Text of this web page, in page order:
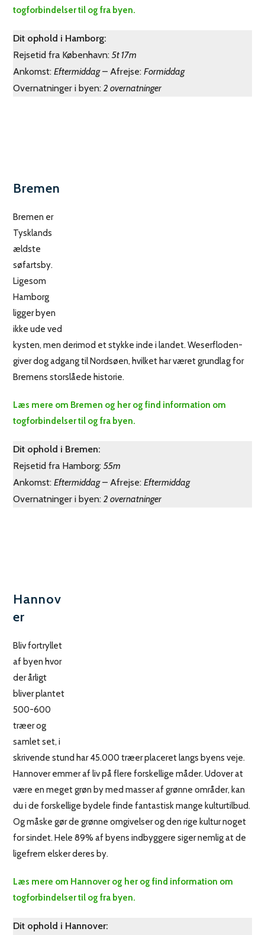
togforbindelser til og fra byen.
Dit ophold i Hamborg:
Rejsetid fra København:5t 17m
Ankomst:Eftermiddag– Afrejse:Formiddag
Overnatninger i byen:2 overnatninger
Bremen
Bremen er
Tysklands
ældste
søfartsby.
Ligesom
Hamborg
ligger byen
ikke ude ved
kysten, men derimod et stykke inde i landet. Weserfloden-
giver dog adgang til Nordsøen, hvilket har været grundlag for
Bremens storslåede historie.
Læs mere om Bremen og her og find information om
togforbindelser til og fra byen.
Dit ophold i Bremen:
Rejsetid fra Hamborg:55m
Ankomst:Eftermiddag– Afrejse:Eftermiddag
Overnatninger i byen:2 overnatninger
Hannov
er
Bliv fortryllet
af byen hvor
der årligt
bliver plantet
500-600
træer og
samlet set, i
skrivende stund har 45.000 træer placeret langs byens veje.
Hannover emmer af liv på flere forskellige måder. Udover at
være en meget grøn by med masser af grønne områder, kan
du i de forskellige bydele finde fantastisk mange kulturtilbud.
Og måske gør de grønne omgivelser og den rige kultur noget
for sindet. Hele 89% af byens indbyggere siger nemlig at de
ligefrem elsker deres by.
Læs mere om Hannover og her og find information om
togforbindelser til og fra byen.
Dit ophold i Hannover: